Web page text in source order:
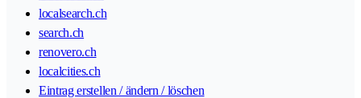
localsearch.ch
search.ch
renovero.ch
localcities.ch
Eintrag erstellen / ändern / löschen